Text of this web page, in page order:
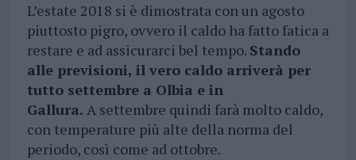
L’estate 2018 si è dimostrata con un agosto
piuttosto pigro, ovvero il caldo ha fatto fatica a
restare e ad assicurarci bel tempo. Stando
alle previsioni, il vero caldo arriverà per
tutto settembre a Olbia e in
Gallura. A settembre quindi farà molto caldo,
con temperature più alte della norma del
periodo, così come ad ottobre.